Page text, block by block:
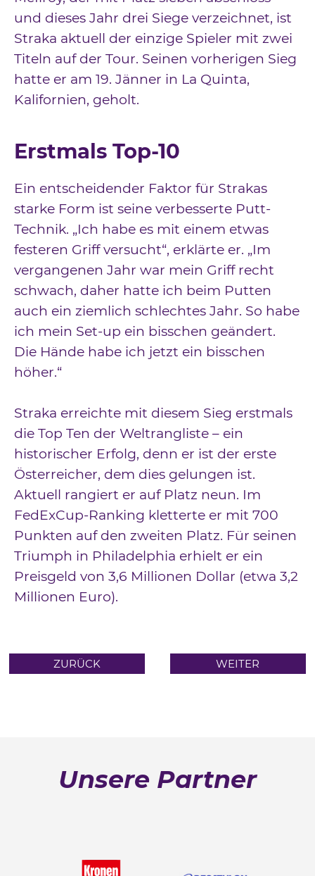
und dieses Jahr drei Siege verzeichnet, ist
Straka aktuell der einzige Spieler mit zwei
Titeln auf der Tour. Seinen vorherigen Sieg
hatte er am 19. Jänner in La Quinta,
Kalifornien, geholt.
Erstmals Top-10
Ein entscheidender Faktor für Strakas
starke Form ist seine verbesserte Putt-
Technik. „Ich habe es mit einem etwas
festeren Griff versucht“, erklärte er. „Im
vergangenen Jahr war mein Griff recht
schwach, daher hatte ich beim Putten
auch ein ziemlich schlechtes Jahr. So habe
ich mein Set-up ein bisschen geändert.
Die Hände habe ich jetzt ein bisschen
höher.“
Straka erreichte mit diesem Sieg erstmals
die Top Ten der Weltrangliste – ein
historischer Erfolg, denn er ist der erste
Österreicher, dem dies gelungen ist.
Aktuell rangiert er auf Platz neun. Im
FedExCup-Ranking kletterte er mit 700
Punkten auf den zweiten Platz. Für seinen
Triumph in Philadelphia erhielt er ein
Preisgeld von 3,6 Millionen Dollar (etwa 3,2
Millionen Euro).
ZURÜCK WEITER
Unsere Partner